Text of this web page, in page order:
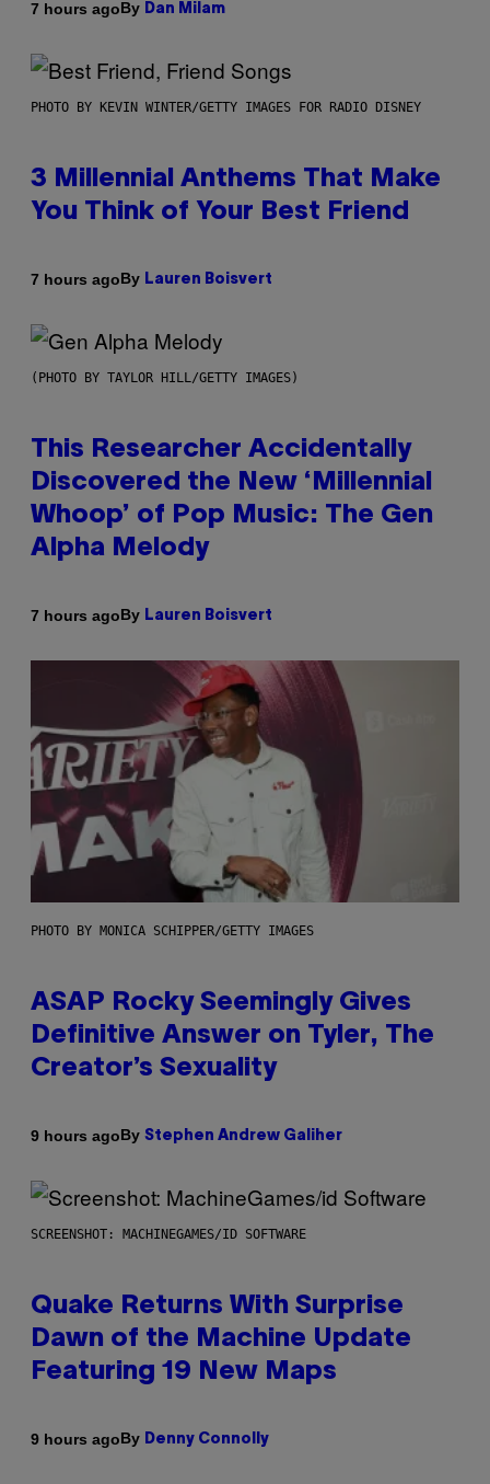
7 hours agoBy Dan Milam
PHOTO BY KEVIN WINTER/GETTY IMAGES FOR RADIO DISNEY
3 Millennial Anthems That Make
You Think of Your Best Friend
7 hours agoBy Lauren Boisvert
(PHOTO BY TAYLOR HILL/GETTY IMAGES)
This Researcher Accidentally
Discovered the New ‘Millennial
Whoop’ of Pop Music: The Gen
Alpha Melody
7 hours agoBy Lauren Boisvert
PHOTO BY MONICA SCHIPPER/GETTY IMAGES
ASAP Rocky Seemingly Gives
Definitive Answer on Tyler, The
Creator’s Sexuality
9 hours agoBy Stephen Andrew Galiher
SCREENSHOT: MACHINEGAMES/ID SOFTWARE
Quake Returns With Surprise
Dawn of the Machine Update
Featuring 19 New Maps
9 hours agoBy Denny Connolly